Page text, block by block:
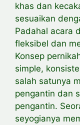
khas dan
sesuaikan
Padahal acara
fleksibel dan
Konsep
simple,
salah satunya
pengantin dan
pengantin.
seyogianya